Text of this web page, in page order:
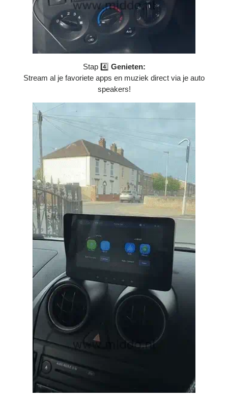
Stap 4️⃣ Genieten:
Stream al je favoriete apps en muziek direct via je auto
speakers!